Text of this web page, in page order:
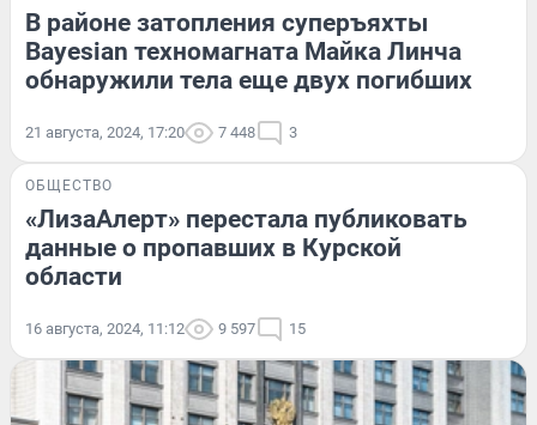
В районе затопления суперъяхты
Bayesian техномагната Майка Линча
обнаружили тела еще двух погибших
21 августа, 2024, 17:20 7 448 3
ОБЩЕСТВО
«ЛизаАлерт» перестала публиковать
данные о пропавших в Курской
области
16 августа, 2024, 11:12 9 597 15